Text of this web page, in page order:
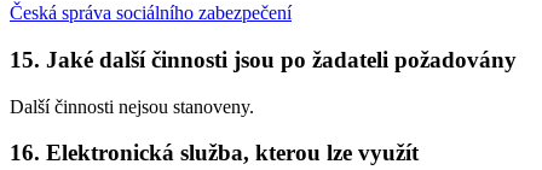
Česká správa sociálního zabezpečení
15. Jaké další činnosti jsou po žadateli požadovány
Další činnosti nejsou stanoveny.
16. Elektronická služba, kterou lze využít